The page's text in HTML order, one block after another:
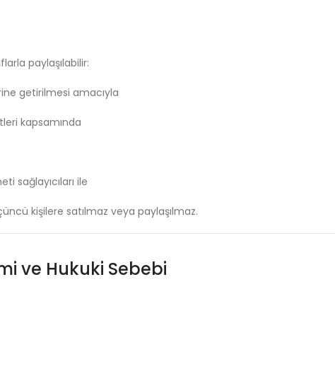
paylaşılabilir:
getirilmesi amacıyla
kapsamında
sağlayıcıları ile
kişilere satılmaz veya paylaşılmaz.
ve Hukuki Sebebi